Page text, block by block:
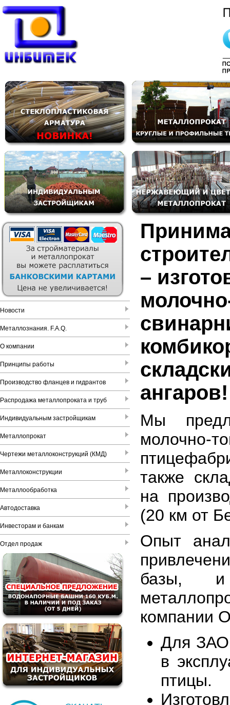
Новости
Металлознания. F.A.Q.
О компании
Принципы работы
Производство фланцев и гидрантов
Распродажа металлопроката и труб
Индивидуальным застройщикам
Металлопрокат
Чертежи металлоконструкций (КМД)
Металлоконструкции
Металлообработка
Автодоставка
Инвесторам и банкам
Отдел продаж
–
ангаров!
Мы
также
на
(20 км от
Опыт
базы, и
компании
Для ЗАО
в
птицы.